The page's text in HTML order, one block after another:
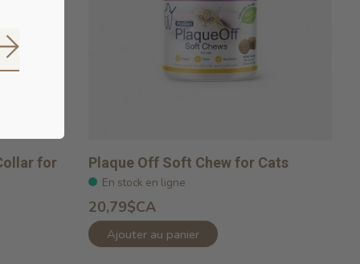
for Plaque Off Soft Chew for Cats
En stock en ligne
20,79$CA
Ajouter au panier
S'abonner